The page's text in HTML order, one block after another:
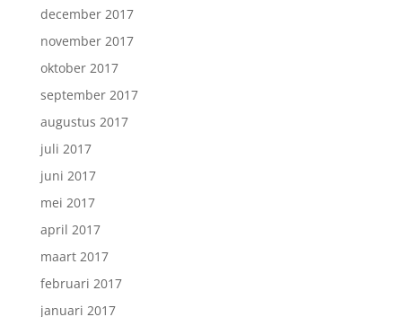
december 2017
november 2017
oktober 2017
september 2017
augustus 2017
juli 2017
juni 2017
mei 2017
april 2017
maart 2017
februari 2017
januari 2017